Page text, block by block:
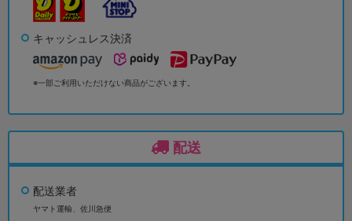
キャッシュレス決済
※一部ご利用いただけない商品がございます。
配送
配送業者
ヤマト運輸、佐川急便